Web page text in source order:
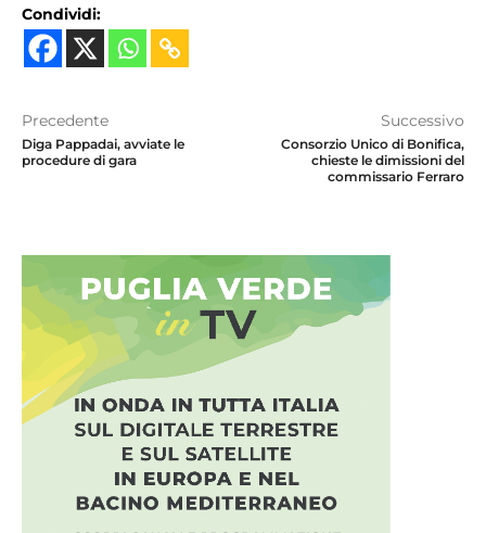
Condividi:
Precedente
Diga Pappadai, avviate le
procedure di gara
Successivo
Consorzio Unico di Bonifica,
chieste le dimissioni del
commissario Ferraro